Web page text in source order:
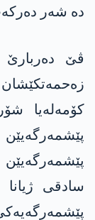
دە شەر
ڤێ
کۆمەلەیا
سادقی